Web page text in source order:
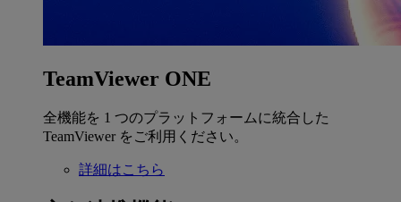
TeamViewer ONE
全機能を 1 つのプラットフォームに統合した
TeamViewer をご利用ください。
詳細はこちら